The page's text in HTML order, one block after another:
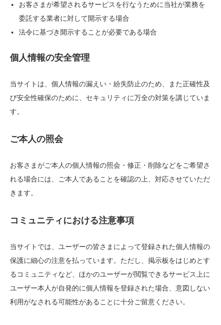
お客さまが希望されるサービスを行なうために当社が業務を
委託する業者に対して開示する場合
法令に基づき開示することが必要である場合
個人情報の安全管理
当サイトは、個人情報の漏えい・紛失防止のため、また正確性及
び安全性確保のために、セキュリティに万全の対策を講じていま
す。
ご本人の照会
お客さまがご本人の個人情報の照会・修正・削除などをご希望さ
れる場合には、ご本人であることを確認の上、対応させていただ
きます。
コミュニティにおける注意事項
当サイトでは、ユーザーの皆さまによって登録された個人情報の
保護に細心の注意を払っています。ただし、掲示板をはじめとす
るコミュニティなど、ほかのユーザーが閲覧できるサービス上に
ユーザー本人が自発的に個人情報を登録された場合、意図しない
利用がなされる可能性があることに十分ご留意ください。